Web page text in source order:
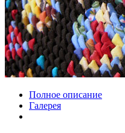
Полное описание
Галерея